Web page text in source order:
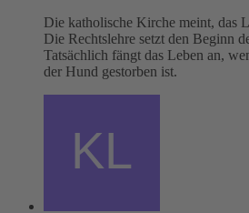
Die katholische Kirche meint, das
Die Rechtslehre setzt den Beginn
Tatsächlich fängt das Leben an,
der Hund gestorben ist.